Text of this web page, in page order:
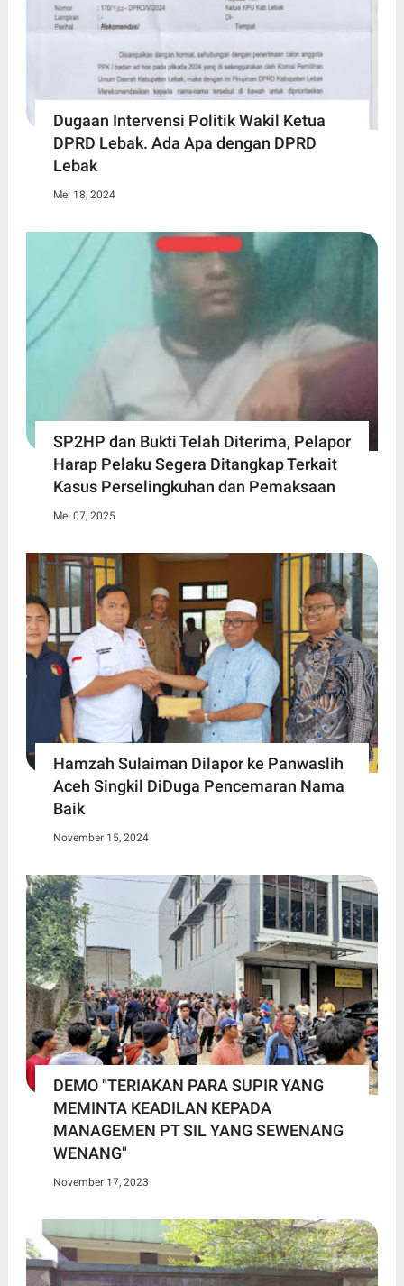
Dugaan Intervensi Politik Wakil Ketua
DPRD Lebak. Ada Apa dengan DPRD
Lebak
Mei 18, 2024
SP2HP dan Bukti Telah Diterima, Pelapor
Harap Pelaku Segera Ditangkap Terkait
Kasus Perselingkuhan dan Pemaksaan
Mei 07, 2025
Hamzah Sulaiman Dilapor ke Panwaslih
Aceh Singkil DiDuga Pencemaran Nama
Baik
November 15, 2024
DEMO "TERIAKAN PARA SUPIR YANG
MEMINTA KEADILAN KEPADA
MANAGEMEN PT SIL YANG SEWENANG
WENANG"
November 17, 2023